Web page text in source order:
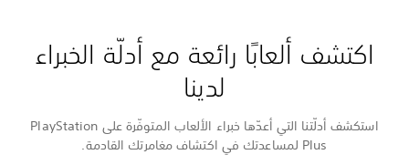
اكتشف ألعابًا رائعة مع أدلّة الخبراء
لدينا
استكشف أدلّتنا التي أعدّها خبراء الألعاب المتوفّرة على PlayStation
Plus لمساعدتك في اكتشاف مغامرتك القادمة.